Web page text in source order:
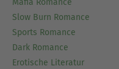
Mafia Romance
Slow Burn Romance
Sports Romance
Dark Romance
Erotische Literatur